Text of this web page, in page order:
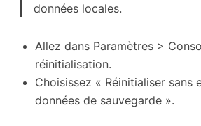
données locales.
Allez dans Paramètres >
réinitialisation.
Choisissez « Réinitialiser sans
données de sauvegarde ».